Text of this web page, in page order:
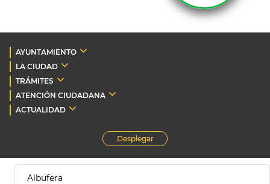
AYUNTAMIENTO
LA CIUDAD
TRÁMITES
ATENCIÓN CIUDADANA
ACTUALIDAD
Desplegar
Albufera